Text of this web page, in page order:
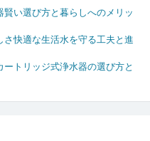
い選び方と暮らしへのメリッ
快適な生活水を守る工夫と進
トリッジ式浄水器の選び方と